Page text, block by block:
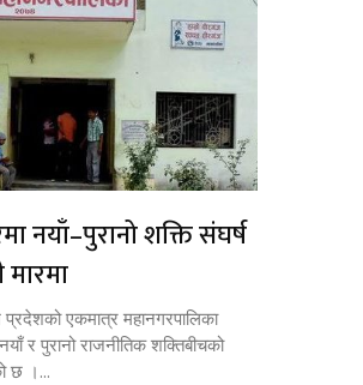
नयाँ–पुरानो शक्ति संघर्ष
मारमा
एकमात्र महानगरपालिका
र पुरानो राजनीतिक शक्तिबीचको
छ ।...